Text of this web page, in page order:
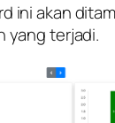
ini akan
yang terjadi.